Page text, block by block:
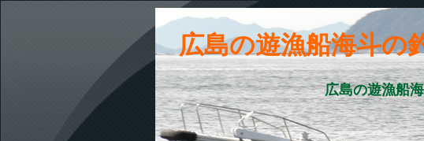
広島の遊漁船海斗の
広島の遊漁船